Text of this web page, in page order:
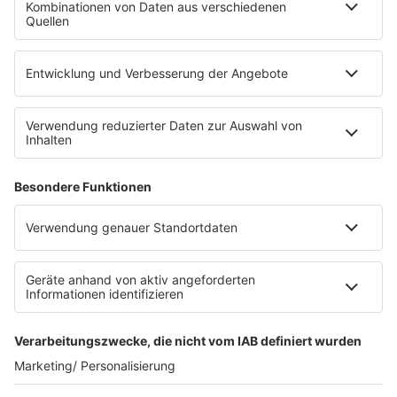
Die Uniklinik Tübingen hat ein neues Fahrradparkhaus
eröffnet. Direkt an der Medizinischen Klinik bietet es
E-Bikes über eine Photovoltaikanlage auf dem …
Impressum
Datenschutzerklärung
Datenschutzeinstellungen